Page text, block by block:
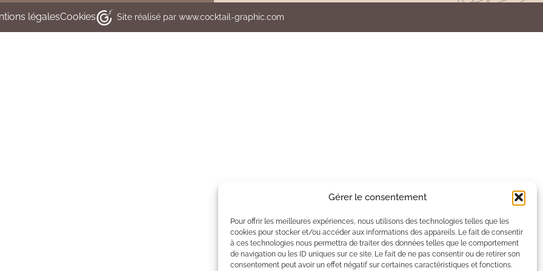
Gérer le consentement
Pour offrir les meilleures expériences, nous utilisons des technologies telles que les
cookies pour stocker et/ou accéder aux informations des appareils. Le fait de consentir
à ces technologies nous permettra de traiter des données telles que le comportement
de navigation ou les ID uniques sur ce site. Le fait de ne pas consentir ou de retirer son
consentement peut avoir un effet négatif sur certaines caractéristiques et fonctions.
légalesCookies Site réalisé par www.cocktail-graphic.com